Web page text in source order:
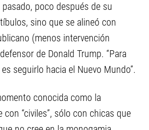
poco después de su
sino que se alineó con
(menos intervención
de Donald Trump. “Para
seguirlo hacia el Nuevo Mundo”.
conocida como la
“civiles”, sólo con chicas que